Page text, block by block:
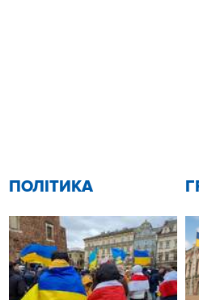
ПОЛІТИКА